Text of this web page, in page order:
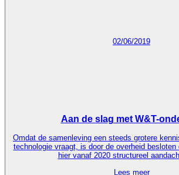
02/06/2019
Aan de slag met W&T-
Omdat de samenleving een steeds grotere
technologie vraagt, is door de overheid
hier vanaf 2020 structureel
Lees meer